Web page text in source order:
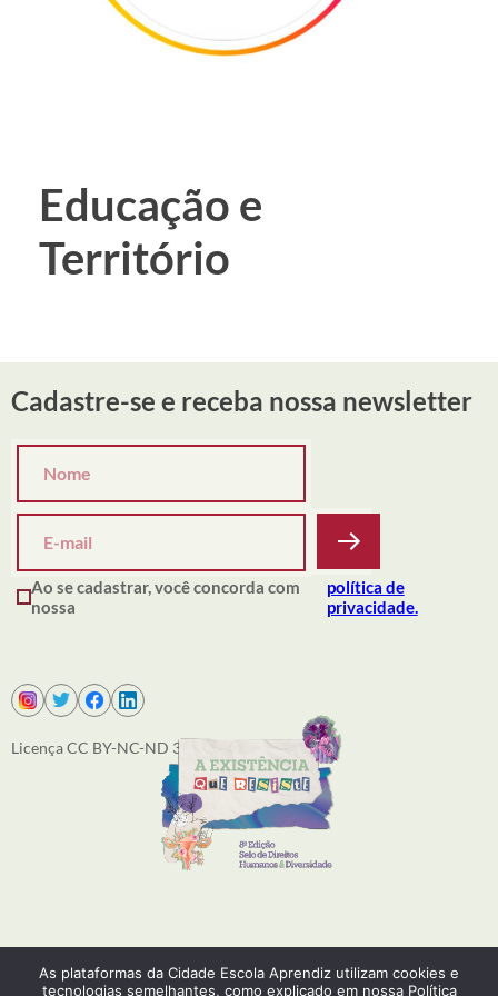
Educação e
Território
Cadastre-se e receba nossa newsletter
Ao se cadastrar, você concorda com
nossa
política de
privacidade.
Licença CC BY-NC-ND 3.0
PRODUÇÕES
As plataformas da Cidade Escola Aprendiz utilizam cookies e
tecnologias semelhantes, como explicado em nossa Política